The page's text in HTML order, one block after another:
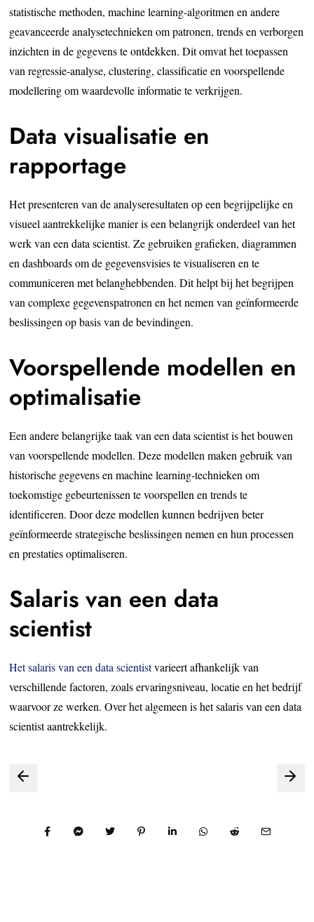
statistische methoden, machine learning-algoritmen en andere
geavanceerde analysetechnieken om patronen, trends en verborgen
inzichten in de gegevens te ontdekken. Dit omvat het toepassen
van regressie-analyse, clustering, classificatie en voorspellende
modellering om waardevolle informatie te verkrijgen.
Data visualisatie en
rapportage
Het presenteren van de analyseresultaten op een begrijpelijke en
visueel aantrekkelijke manier is een belangrijk onderdeel van het
werk van een data scientist. Ze gebruiken grafieken, diagrammen
en dashboards om de gegevensvisies te visualiseren en te
communiceren met belanghebbenden. Dit helpt bij het begrijpen
van complexe gegevenspatronen en het nemen van geïnformeerde
beslissingen op basis van de bevindingen.
Voorspellende modellen en
optimalisatie
Een andere belangrijke taak van een data scientist is het bouwen
van voorspellende modellen. Deze modellen maken gebruik van
historische gegevens en machine learning-technieken om
toekomstige gebeurtenissen te voorspellen en trends te
identificeren. Door deze modellen kunnen bedrijven beter
geïnformeerde strategische beslissingen nemen en hun processen
en prestaties optimaliseren.
Salaris van een data
scientist
Het salaris van een data scientistvarieert afhankelijk van
verschillende factoren, zoals ervaringsniveau, locatie en het bedrijf
waarvoor ze werken. Over het algemeen is het salaris van een data
scientist aantrekkelijk.
Bericht